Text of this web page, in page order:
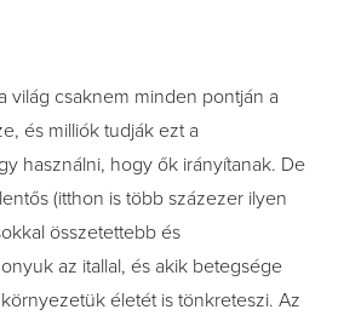
világ csaknem minden pontján a
és milliók tudják ezt a
használni, hogy ők irányítanak. De
(itthon is több százezer ilyen
összetettebb és
az itallal, és akik betegsége
életét is tönkreteszi. Az